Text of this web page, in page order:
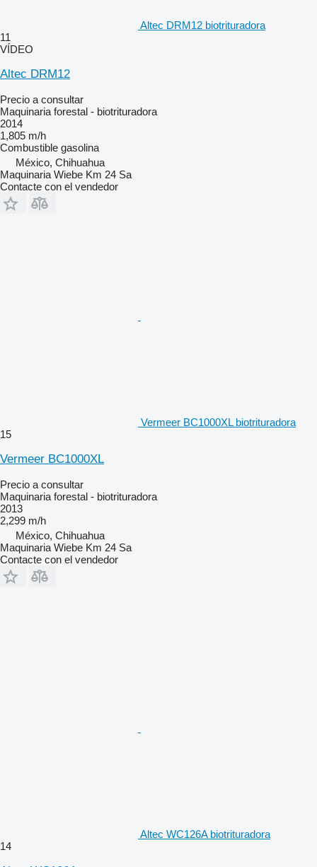
Altec DRM12 biotrituradora
11
VÍDEO
Altec DRM12
Precio a consultar
Maquinaria forestal - biotrituradora
2014
1,805 m/h
Combustible gasolina
México, Chihuahua
Maquinaria Wiebe Km 24 Sa
Contacte con el vendedor
Vermeer BC1000XL biotrituradora
15
Vermeer BC1000XL
Precio a consultar
Maquinaria forestal - biotrituradora
2013
2,299 m/h
México, Chihuahua
Maquinaria Wiebe Km 24 Sa
Contacte con el vendedor
Altec WC126A biotrituradora
14